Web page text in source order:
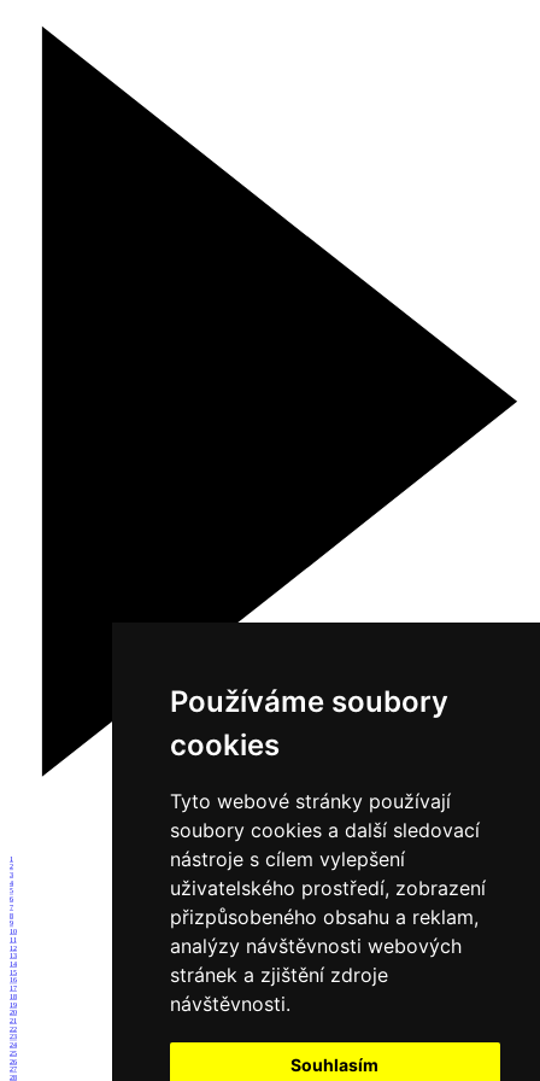
Používáme soubory
cookies
Tyto webové stránky používají
soubory cookies a další sledovací
nástroje s cílem vylepšení
uživatelského prostředí, zobrazení
přizpůsobeného obsahu a reklam,
analýzy návštěvnosti webových
stránek a zjištění zdroje
návštěvnosti.
Souhlasím
1
2
3
4
5
6
7
8
9
10
11
12
13
14
15
16
17
18
19
20
21
22
23
24
25
26
27
28